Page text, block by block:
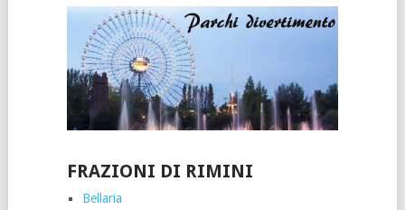
FRAZIONI DI RIMINI
Bellaria